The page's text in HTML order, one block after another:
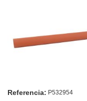
Referencia: P532954